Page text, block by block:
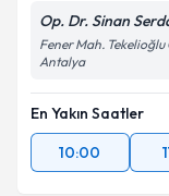
Op. Dr. Sinan
Fener Mah. Tekelioğlu
Antalya
En Yakın Saatler
10:00